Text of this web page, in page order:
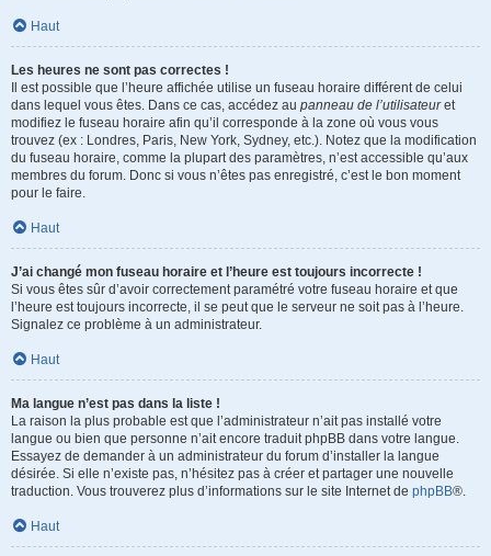
Haut
Les heures ne sont pas correctes !
Il est possible que l’heure affichée utilise un fuseau horaire différent de celui
dans lequel vous êtes. Dans ce cas, accédez au panneau de l’utilisateuret
modifiez le fuseau horaire afin qu’il corresponde à la zone où vous vous
trouvez (ex : Londres, Paris, New York, Sydney, etc.). Notez que la modification
du fuseau horaire, comme la plupart des paramètres, n’est accessible qu’aux
membres du forum. Donc si vous n’êtes pas enregistré, c’est le bon moment
pour le faire.
Haut
J’ai changé mon fuseau horaire et l’heure est toujours incorrecte !
Si vous êtes sûr d’avoir correctement paramétré votre fuseau horaire et que
l’heure est toujours incorrecte, il se peut que le serveur ne soit pas à l’heure.
Signalez ce problème à un administrateur.
Haut
Ma langue n’est pas dans la liste !
La raison la plus probable est que l’administrateur n’ait pas installé votre
langue ou bien que personne n’ait encore traduit phpBB dans votre langue.
Essayez de demander à un administrateur du forum d’installer la langue
désirée. Si elle n’existe pas, n’hésitez pas à créer et partager une nouvelle
traduction. Vous trouverez plus d’informations sur le site Internet de phpBB®.
Haut